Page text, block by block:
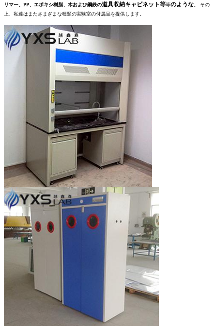
メッセージ
折り返しご連絡いた
リマー、PP、エポキシ樹脂、木および鋼鉄の道具収納キャビネット等等のような 。 その
上、私達はまたさまざまな種類の実験室の付属品を提供します。